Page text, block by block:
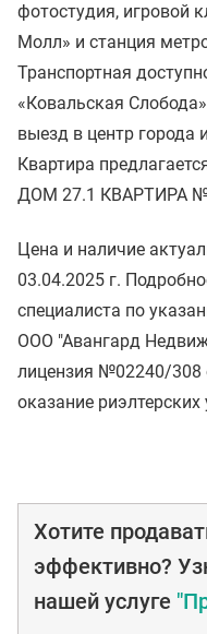
фотостудия, игровой
Молл» и станция
Транспортная
«Ковальская
выезд в центр
Квартира
ДОМ 27.1 КВАРТИРА
Цена и наличие
03.04.2025 г.
специалиста по
ООО "Авангард
лицензия №02240/308
оказание
Хотите
эффективно?
нашей услуге